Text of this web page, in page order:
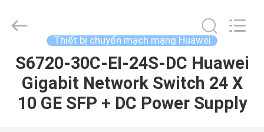
NHÀ
SẢN
LonRise
Equipment
Rights
Reserved.
Thiết bị chuyển mạch mạng Huawei
S6720-30C-EI-24S-DC Huawei
Gigabit Network Switch 24 X
10 GE SFP + DC Power Supply